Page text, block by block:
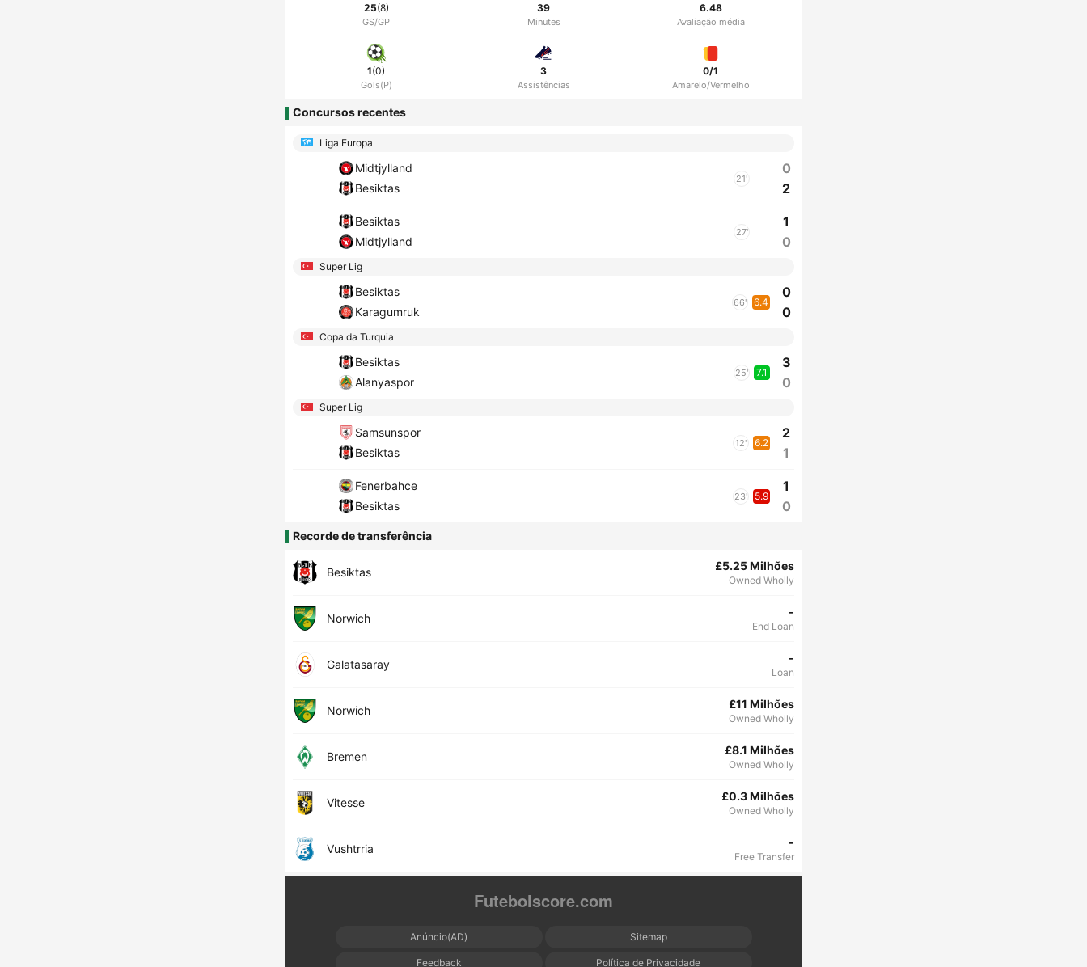
25(8)
GS/GP
39
Minutes
6.48
Avaliação média
1(0)
Gols(P)
3
Assistências
0/1
Amarelo/Vermelho
Concursos recentes
Liga Europa
Midtjylland
Besiktas
21'
0
2
Besiktas
Midtjylland
27'
1
0
Super Lig
Besiktas
Karagumruk
66' 6.4
0
0
Copa da Turquia
Besiktas
Alanyaspor
25' 7.1
3
0
Super Lig
Samsunspor
Besiktas
12' 6.2
2
1
Fenerbahce
Besiktas
23' 5.9
1
0
Recorde de transferência
Besiktas £5.25 Milhões
Owned Wholly
Norwich -
End Loan
Galatasaray -
Loan
Norwich £11 Milhões
Owned Wholly
Bremen £8.1 Milhões
Owned Wholly
Vitesse £0.3 Milhões
Owned Wholly
Vushtrria -
Free Transfer
Futebolscore.com
Anúncio(AD) Sitemap
Feedback Política de Privacidade